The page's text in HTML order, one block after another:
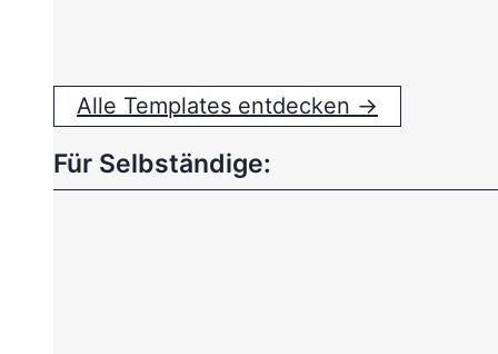
Alle Templates entdecken →
Für Selbständige: